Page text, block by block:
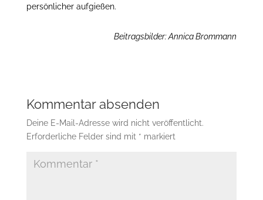
persönlicher aufgießen.
Beitragsbilder: Annica Brommann
Kommentar absenden
Deine E-Mail-Adresse wird nicht veröffentlicht.
Erforderliche Felder sind mit * markiert